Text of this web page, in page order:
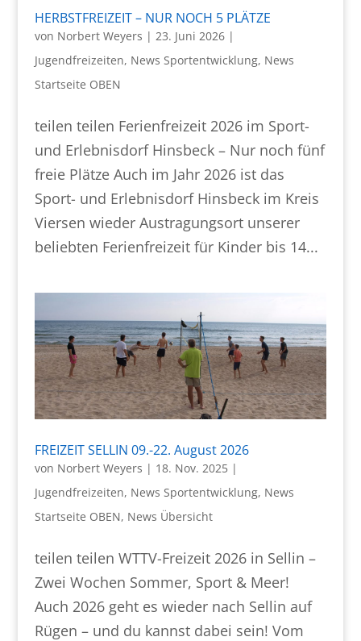
HERBSTFREIZEIT – NUR NOCH 5 PLÄTZE
von Norbert Weyers | 23. Juni 2026|
Jugendfreizeiten, News Sportentwicklung, News
Startseite OBEN
teilen teilen Ferienfreizeit 2026 im Sport-
und Erlebnisdorf Hinsbeck – Nur noch fünf
freie Plätze Auch im Jahr 2026 ist das
Sport- und Erlebnisdorf Hinsbeck im Kreis
Viersen wieder Austragungsort unserer
beliebten Ferienfreizeit für Kinder bis 14...
FREIZEIT SELLIN 09.-22. August 2026
von Norbert Weyers | 18. Nov. 2025|
Jugendfreizeiten, News Sportentwicklung, News
Startseite OBEN, News Übersicht
teilen teilen WTTV-Freizeit 2026 in Sellin –
Zwei Wochen Sommer, Sport & Meer!
Auch 2026 geht es wieder nach Sellin auf
Rügen – und du kannst dabei sein! Vom